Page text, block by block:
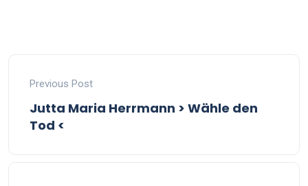
Previous Post
Jutta Maria Herrmann > Wähle den
Tod <